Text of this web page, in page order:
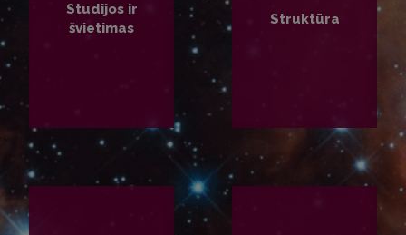
Studijos ir
švietimas
Struktūra